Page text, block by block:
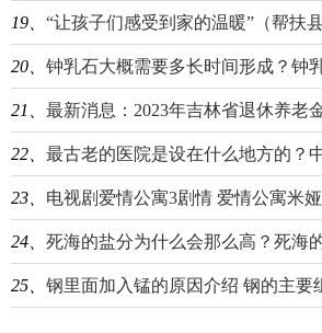
19、 “让孩子们感受到家的温暖”（帮扶
20、 钟乳石大概需要多长时间形成？钟
21、 最新消息：2023年吉林省退休养老金涨多少元？附2022~2023年
22、 最古老的医院是设在什么地方的？中国
23、 电视剧爱情公寓3剧情 爱情公寓米
24、 死海的盐分为什么会那么高？死海
25、 钢里面加入锰的原因介绍 钢的主要